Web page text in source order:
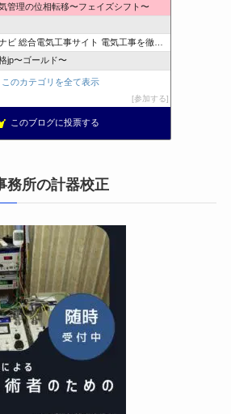
管理の位相転移〜フェイズシフト〜
ビ 総合電気工事サイト 電気工事を徹底解説
jp〜ゴールド〜
| エアコン取付 鹿児島 | 鹿児島のエアコン工事
このカテゴリを全て表示
参加する
このブログに投票する
務所の計器校正